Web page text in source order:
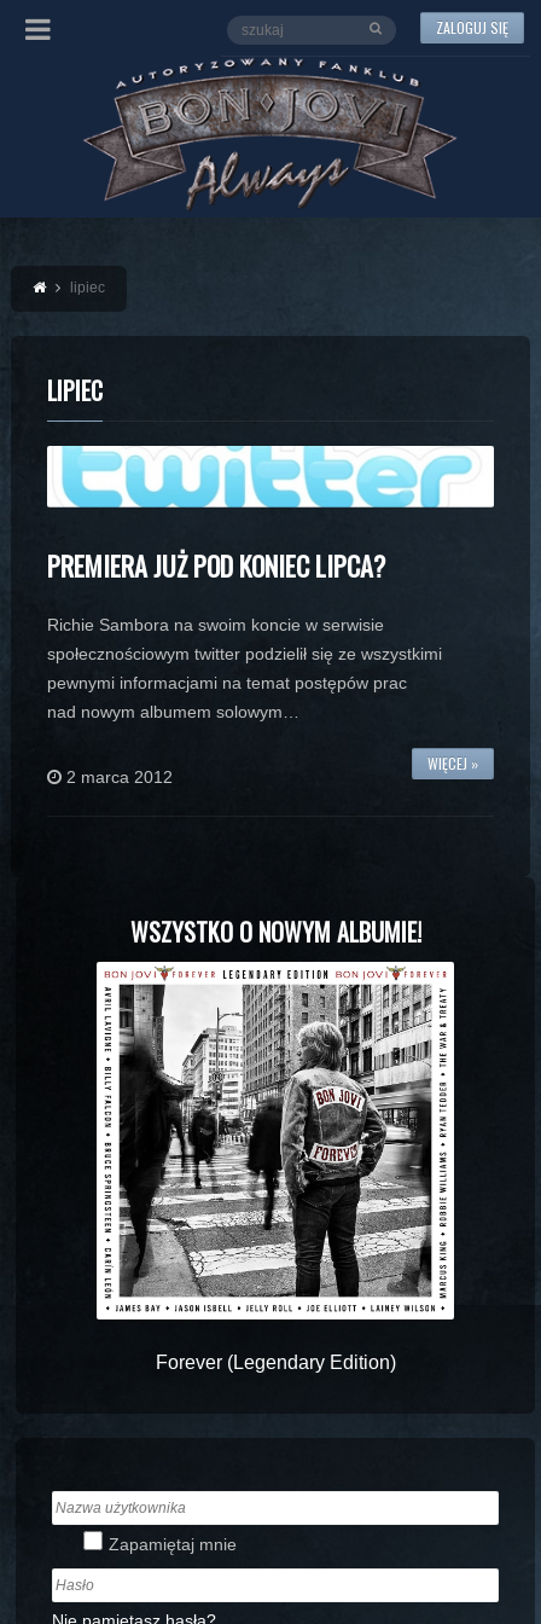
ZALOGUJ SIĘ
lipiec
LIPIEC
PREMIERA JUŻ POD KONIEC LIPCA?
Richie Sambora na swoim koncie w serwisie
społecznościowym twitter podzielił się ze wszystkimi
pewnymi informacjami na temat postępów prac
nad nowym albumem solowym…
WIĘCEJ »
2 marca 2012
WSZYSTKO O NOWYM ALBUMIE!
Forever (Legendary Edition)
Zapamiętaj mnie
Nie pamiętasz hasła?